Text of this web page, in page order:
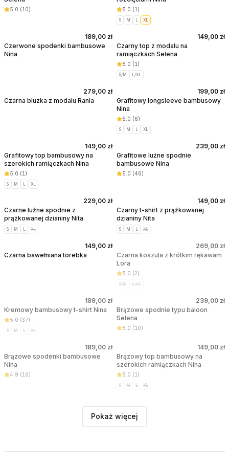
5.0 (10) 5.0 (1 )
S M L XL
189,00 zł
Czerwone spodenki bambusowe
Nina
149,00 zł
Czarny top z modalu na
ramiączkach Selena
5.0 (1 )
S/M L/XL
279,00 zł
Czarna bluzka z modalu Rania
199,00 zł
Grafitowy longsleeve bambusowy
Nina
5.0 (6)
S M L XL
149,00 zł
Grafitowy top bambusowy na
szerokich ramiączkach Nina
5.0 (1 )
S M L XL
239,00 zł
Grafitowe luźne spodnie
bambusowe Nina
5.0 (46)
229,00 zł
Czarne luźne spodnie z
prążkowanej dzianiny Nita
S M L XL
149,00 zł
Czarny t-shirt z prążkowanej
dzianiny Nita
S M L XL
149,00 zł
Czarna bawełniana torebka
269,00 zł
Czarna koszula z krótkim rękawam
Lora
5.0 (2)
S/M L/XL
189,00 zł
Kremowy bambusowy t-shirt Nina
5.0 (37)
S M L XL
239,00 zł
Brązowe spodnie typu baloon
Selena
5.0 (10)
189,00 zł
Brązowe spodenki bambusowe
Nina
4.9 (16)
149,00 zł
Brązowy top bambusowy na
szerokich ramiączkach Nina
5.0 (1 )
S M L XL
Pokaż więcej